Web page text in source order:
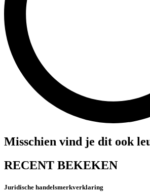
Misschien vind je dit ook
RECENT BEKEKEN
Juridische handelsmerkverklaring